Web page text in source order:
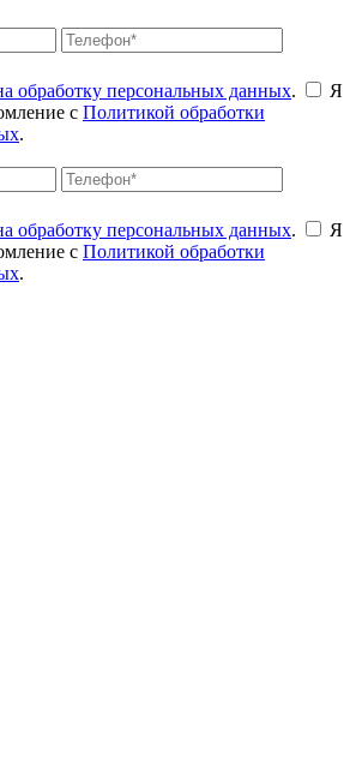
обработку персональных данных.
Я
с Политикой обработки
.
обработку персональных данных.
Я
с Политикой обработки
.